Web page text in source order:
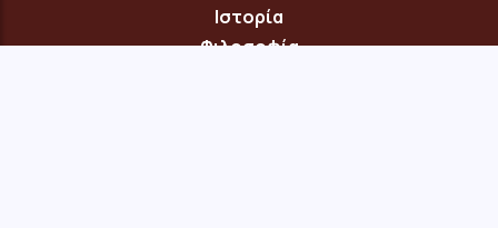
Ιστορία
Φιλοσοφία